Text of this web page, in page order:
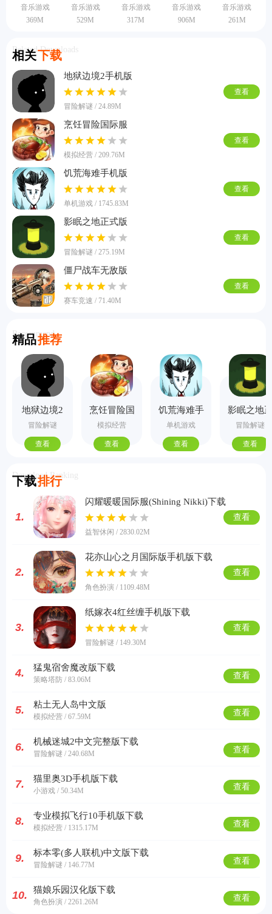
音乐游戏
369M
音乐游戏
529M
音乐游戏
317M
音乐游戏
906M
音乐游戏
261M
相关下载
Related Downloads
地狱边境2手机版
冒险解谜 / 24.89M
查看
烹饪冒险国际服
模拟经营 / 209.76M
查看
饥荒海难手机版
单机游戏 / 1745.83M
查看
影眠之地正式版
冒险解谜 / 275.19M
查看
僵尸战车无敌版
赛车竞速 / 71.40M
查看
精品推荐
Recommend
地狱边境2
手机版
冒险解谜
查看
烹饪冒险国
际服
模拟经营
查看
饥荒海难手
机版
单机游戏
查看
影眠之地
式版
冒险解谜
查看
下载排行
Download Ranking
1.
闪耀暖暖国际服(Shining Nikki)下载
益智休闲 / 2830.02M
查看
2.
花亦山心之月国际版手机版下载
角色扮演 / 1109.48M
查看
3.
纸嫁衣4红丝缠手机版下载
冒险解谜 / 149.30M
查看
4. 猛鬼宿舍魔改版下载
策略塔防 / 83.06M 查看
5. 粘土无人岛中文版
模拟经营 / 67.59M 查看
6. 机械迷城2中文完整版下载
冒险解谜 / 240.68M 查看
7. 猫里奥3D手机版下载
小游戏 / 50.34M 查看
8. 专业模拟飞行10手机版下载
模拟经营 / 1315.17M 查看
9. 标本零(多人联机)中文版下载
冒险解谜 / 146.77M 查看
10. 猫娘乐园汉化版下载
角色扮演 / 2261.26M 查看